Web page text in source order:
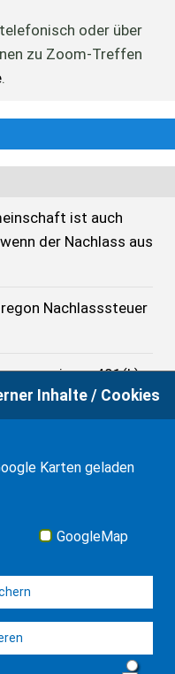
oder über
zu Zoom-Treffen
.
ist auch
der Nachlass aus
Nachlasssteuer
aus einem 401(k)
der GST in 2026
von New York
Inhalte / Cookies
Karten geladen
GoogleMap